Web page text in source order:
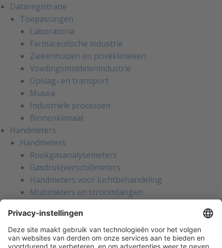
Dataregistratie
Toepassingen
Laboratoria
Farmaceutische industrie
Ziekenhuizen en privéklinieken
Voedingsmiddelenindustrie
Opslag- en transport
Musea
Industriële processen
Binnenklimaat
Handmeters
Handmeters
Rookgasanalysemeters
Gasdruk(verschil)meters
Handmeters voor luchtbehandeling
Multimeters en stroomtangen
Apparatentesters voor NEN-3140
Handmeters voor koeltechniek
Inregelinstrumenten voor water